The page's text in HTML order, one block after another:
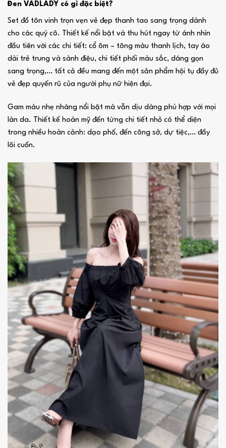
Đen VADLADY có gì đặc biệt?
Set đồ tôn vinh trọn vẹn vẻ đẹp thanh tao sang trọng dành
cho các quý cô. Thiết kế nổi bật và thu hút ngay từ ánh nhìn
đầu tiên với các chi tiết: cổ ôm – tông màu thanh lịch, tay áo
dài trẻ trung và sành điệu, chi tiết phối màu sắc, dáng gọn
sang trọng,… tất cả đều mang đến một sản phẩm hội tụ đầy đủ
vẻ đẹp quyến rũ của người phụ nữ hiện đại.
Gam màu nhẹ nhàng nổi bật mà vẫn dịu dàng phù hợp với mọi
làn da. Thiết kế hoàn mỹ đến từng chi tiết nhỏ có thể diện
trong nhiều hoàn cảnh: dạo phố, đến công sở, dự tiệc,… đầy
lôi cuốn.